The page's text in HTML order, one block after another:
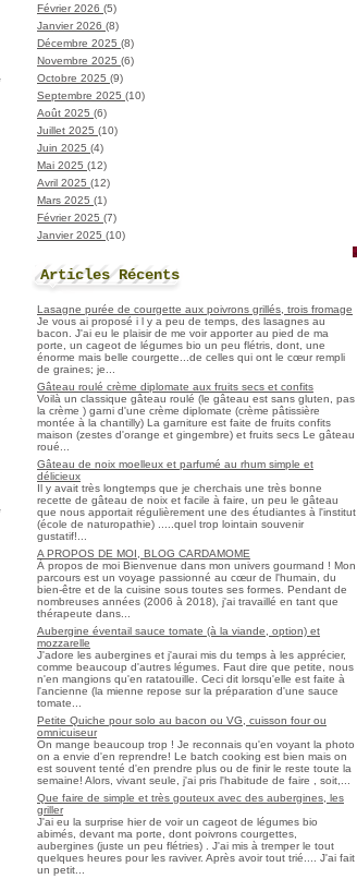
Février 2026 (5)
Janvier 2026 (8)
Décembre 2025 (8)
Novembre 2025 (6)
Octobre 2025 (9)
Septembre 2025 (10)
Août 2025 (6)
Juillet 2025 (10)
Juin 2025 (4)
Mai 2025 (12)
Avril 2025 (12)
Mars 2025 (1)
Février 2025 (7)
Janvier 2025 (10)
Articles Récents
Lasagne purée de courgette aux poivrons grillés, trois fromage
Je vous ai proposé i l y a peu de temps, des lasagnes au
bacon. J'ai eu le plaisir de me voir apporter au pied de ma
porte, un cageot de légumes bio un peu flétris, dont, une
énorme mais belle courgette...de celles qui ont le cœur rempli
de graines; je...
Gâteau roulé crème diplomate aux fruits secs et confits
Voilà un classique gâteau roulé (le gâteau est sans gluten, pas
la crème ) garni d'une crème diplomate (crème pâtissière
montée à la chantilly) La garniture est faite de fruits confits
maison (zestes d'orange et gingembre) et fruits secs Le gâteau
roué...
Gâteau de noix moelleux et parfumé au rhum simple et
délicieux
Il y avait très longtemps que je cherchais une très bonne
recette de gâteau de noix et facile à faire, un peu le gâteau
que nous apportait régulièrement une des étudiantes à l'institut
(école de naturopathie) .....quel trop lointain souvenir
gustatif!...
A PROPOS DE MOI, BLOG CARDAMOME
À propos de moi Bienvenue dans mon univers gourmand ! Mon
parcours est un voyage passionné au cœur de l'humain, du
bien-être et de la cuisine sous toutes ses formes. Pendant de
nombreuses années (2006 à 2018), j'ai travaillé en tant que
thérapeute dans...
Aubergine éventail sauce tomate (à la viande, option) et
mozzarelle
J'adore les aubergines et j'aurai mis du temps à les apprécier,
comme beaucoup d'autres légumes. Faut dire que petite, nous
n'en mangions qu'en ratatouille. Ceci dit lorsqu'elle est faite à
l'ancienne (la mienne repose sur la préparation d'une sauce
tomate...
Petite Quiche pour solo au bacon ou VG, cuisson four ou
omnicuiseur
On mange beaucoup trop ! Je reconnais qu'en voyant la photo
on a envie d'en reprendre! Le batch cooking est bien mais on
est souvent tenté d'en prendre plus ou de finir le reste toute la
semaine! Alors, vivant seule, j'ai pris l'habitude de faire , soit,...
Que faire de simple et très gouteux avec des aubergines, les
griller
J'ai eu la surprise hier de voir un cageot de légumes bio
abimés, devant ma porte, dont poivrons courgettes,
aubergines (juste un peu flétries) . J'ai mis à tremper le tout
quelques heures pour les raviver. Après avoir tout trié.... J'ai fait
un petit...